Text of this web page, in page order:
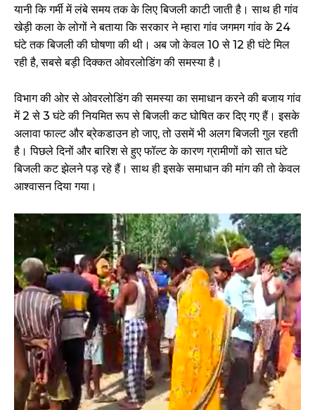
यानी कि गर्मी में लंबे समय तक के लिए बिजली काटी जाती है। साथ ही गांव
खेड़ी कला के लोगों ने बताया कि सरकार ने म्हारा गांव जगमग गांव के 24
घंटे तक बिजली की घोषणा की थी। अब जो केवल 10 से 12 ही घंटे मिल
रही है, सबसे बड़ी दिक्कत ओवरलोडिंग की समस्या है।
विभाग की ओर से ओवरलोडिंग की समस्या का समाधान करने की बजाय गांव
में 2 से 3 घंटे की नियमित रूप से बिजली कट घोषित कर दिए गए हैं। इसके
अलावा फाल्ट और ब्रेकडाउन हो जाए, तो उसमें भी अलग बिजली गुल रहती
है। पिछले दिनों और बारिश से हुए फॉल्ट के कारण ग्रामीणों को सात घंटे
बिजली कट झेलने पड़ रहे हैं। साथ ही इसके समाधान की मांग की तो केवल
आश्वासन दिया गया।